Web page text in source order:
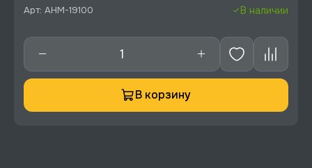
Арт: AHM-19100 В наличии
В корзину